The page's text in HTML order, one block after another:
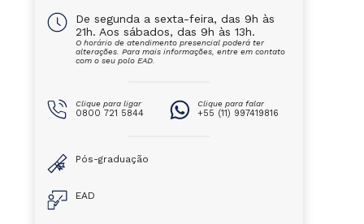
De segunda a sexta-feira, das 9h às
21h. Aos sábados, das 9h às 13h.
O horário de atendimento presencial poderá ter
alterações. Para mais informações, entre em contato
com o seu polo EAD.
Clique para ligar
0800 721 5844
Clique para falar
+55 (11) 997419816
Pós-graduação
EAD